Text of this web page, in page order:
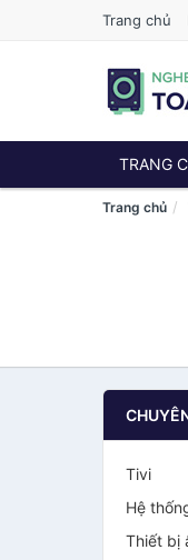
Trang chủ
TRANG
Trang chủ
Tivi
Hệ
Thiết bị